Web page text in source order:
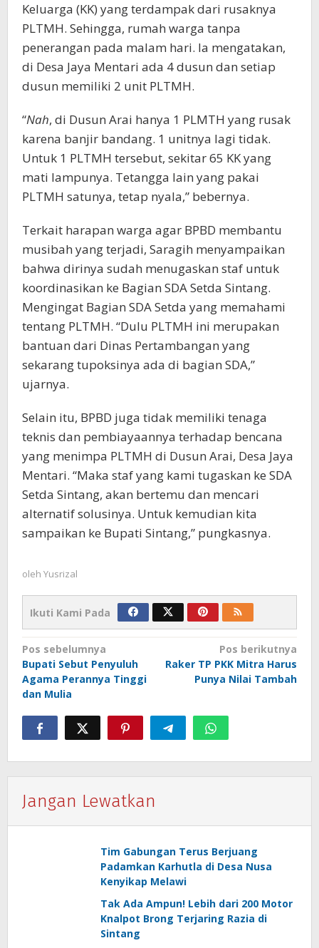
Keluarga (KK) yang terdampak dari rusaknya
PLTMH. Sehingga, rumah warga tanpa
penerangan pada malam hari. Ia mengatakan,
di Desa Jaya Mentari ada 4 dusun dan setiap
dusun memiliki 2 unit PLTMH.
“Nah, di Dusun Arai hanya 1 PLMTH yang rusak
karena banjir bandang. 1 unitnya lagi tidak.
Untuk 1 PLTMH tersebut, sekitar 65 KK yang
mati lampunya. Tetangga lain yang pakai
PLTMH satunya, tetap nyala,” bebernya.
Terkait harapan warga agar BPBD membantu
musibah yang terjadi, Saragih menyampaikan
bahwa dirinya sudah menugaskan staf untuk
koordinasikan ke Bagian SDA Setda Sintang.
Mengingat Bagian SDA Setda yang memahami
tentang PLTMH. “Dulu PLTMH ini merupakan
bantuan dari Dinas Pertambangan yang
sekarang tupoksinya ada di bagian SDA,”
ujarnya.
Selain itu, BPBD juga tidak memiliki tenaga
teknis dan pembiayaannya terhadap bencana
yang menimpa PLTMH di Dusun Arai, Desa Jaya
Mentari. “Maka staf yang kami tugaskan ke SDA
Setda Sintang, akan bertemu dan mencari
alternatif solusinya. Untuk kemudian kita
sampaikan ke Bupati Sintang,” pungkasnya.
oleh Yusrizal
Ikuti Kami Pada
Navigasi
pos
Pos sebelumnya
Bupati Sebut Penyuluh
Agama Perannya Tinggi
dan Mulia
Pos berikutnya
Raker TP PKK Mitra Harus
Punya Nilai Tambah
Jangan Lewatkan
Tim Gabungan Terus Berjuang
Padamkan Karhutla di Desa Nusa
Kenyikap Melawi
Tak Ada Ampun! Lebih dari 200 Motor
Knalpot Brong Terjaring Razia di
Sintang